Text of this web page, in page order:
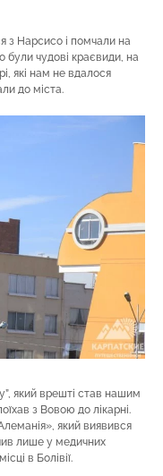
з Нарсисо і помчали на
були чудові краєвиди, на
які нам не вдалося
до міста.
який врешті став нашим
з Вовою до лікарні.
який виявився
лише у медичних
в Болівії.